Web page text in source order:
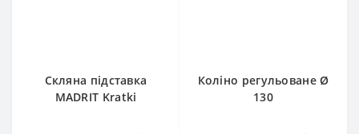
Скляна підставка
MADRIT Kratki
Коліно регульоване Ø
130